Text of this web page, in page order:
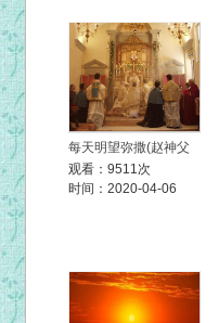
每天明望弥撒(赵神父
观看：9511次
时间：2020-04-06